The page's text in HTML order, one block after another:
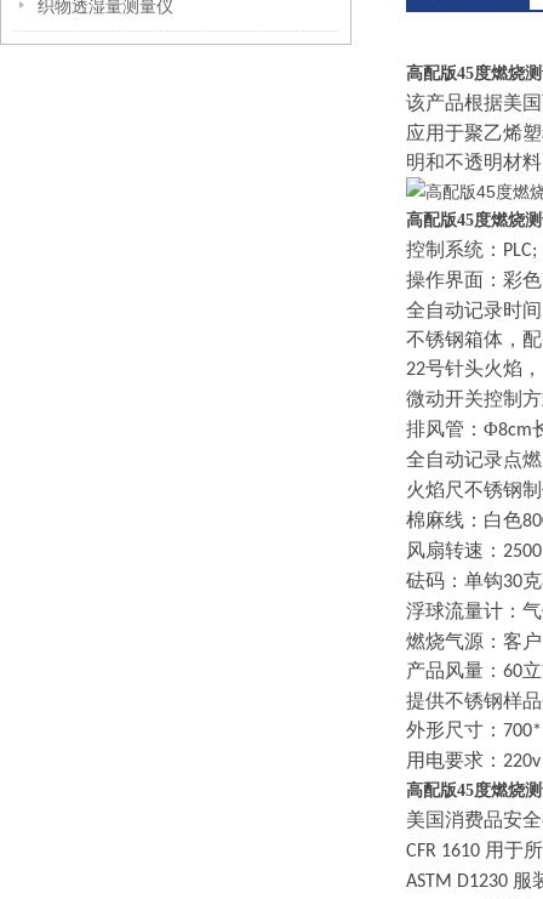
织物透湿量测量仪
高配版45度燃烧
该产品根据美
应用于聚乙烯
明和不透明材
高配版45度燃烧
控制系统： PLC;
操作界面：彩色
全自动记录时
不锈钢箱体，
22号针头火焰
微动开关控制
排风管： Φ8cm
全自动记录点
火焰尺不锈钢
棉麻线：白色
风扇转速 ：
砝码：单钩30
浮球流量计：
燃烧气源：客
产品风量 ： 60
提供不锈钢样
外形尺寸：
用电要求： 220v
高配版45度燃烧
美国消费品安
CFR 1610 用于
ASTM D1230 服